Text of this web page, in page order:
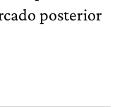
posterior